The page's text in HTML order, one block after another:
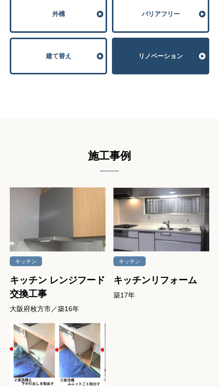
外構 バリアフリー
建て替え リノベーション
施⼯事例
キッチン
キッチン レンジフード
交換工事
大阪府枚方市／築16年
キッチン
キッチンリフォーム
築17年